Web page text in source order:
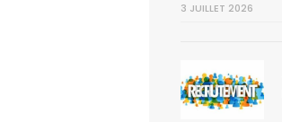
3 JUILLET 2026